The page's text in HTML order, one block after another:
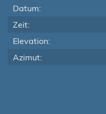
Datum:
Zeit:
Elevation:
Azimut: